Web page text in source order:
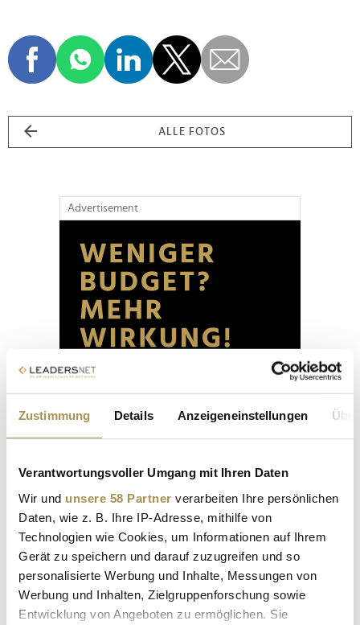
Zustimmung Details Anzeigeneinstellungen
Verantwortungsvoller Umgang mit Ihren Daten
Wir und unsere 58 Partner verarbeiten Ihre persönlichen
Daten, wie z. B. Ihre IP-Adresse, mithilfe von
Technologien wie Cookies, um Informationen auf Ihrem
Gerät zu speichern und darauf zuzugreifen und so
personalisierte Werbung und Inhalte, Messungen von
Werbung und Inhalten, Zielgruppenforschung sowie
Entwicklung von Angeboten zu ermöglichen. Sie
ALLE FOTOS
Advertisement